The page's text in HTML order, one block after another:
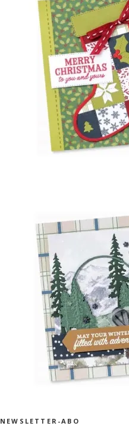
NEWSLETTER-ABO